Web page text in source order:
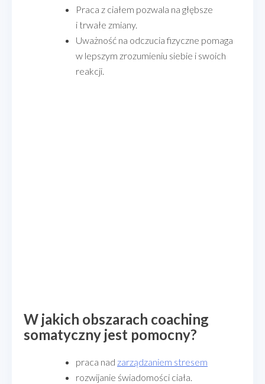
Praca z ciałem pozwala na głębsze
i trwałe zmiany.
Uważność na odczucia fizyczne pomaga
w lepszym zrozumieniu siebie i swoich
reakcji.
W jakich obszarach coaching
somatyczny jest pomocny?
praca nad zarządzaniem stresem
rozwijanie świadomości ciała.